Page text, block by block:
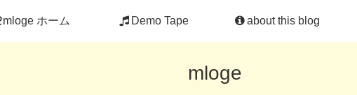
mloge
mloge ホーム Demo Tape about this blog